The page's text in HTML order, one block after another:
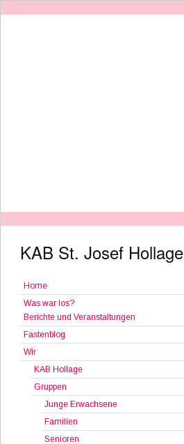
KAB St. Josef Hollage
Home
Was war los?
Berichte und Veranstaltungen
Fastenblog
Wir
KAB Hollage
Gruppen
Junge Erwachsene
Familien
Senioren